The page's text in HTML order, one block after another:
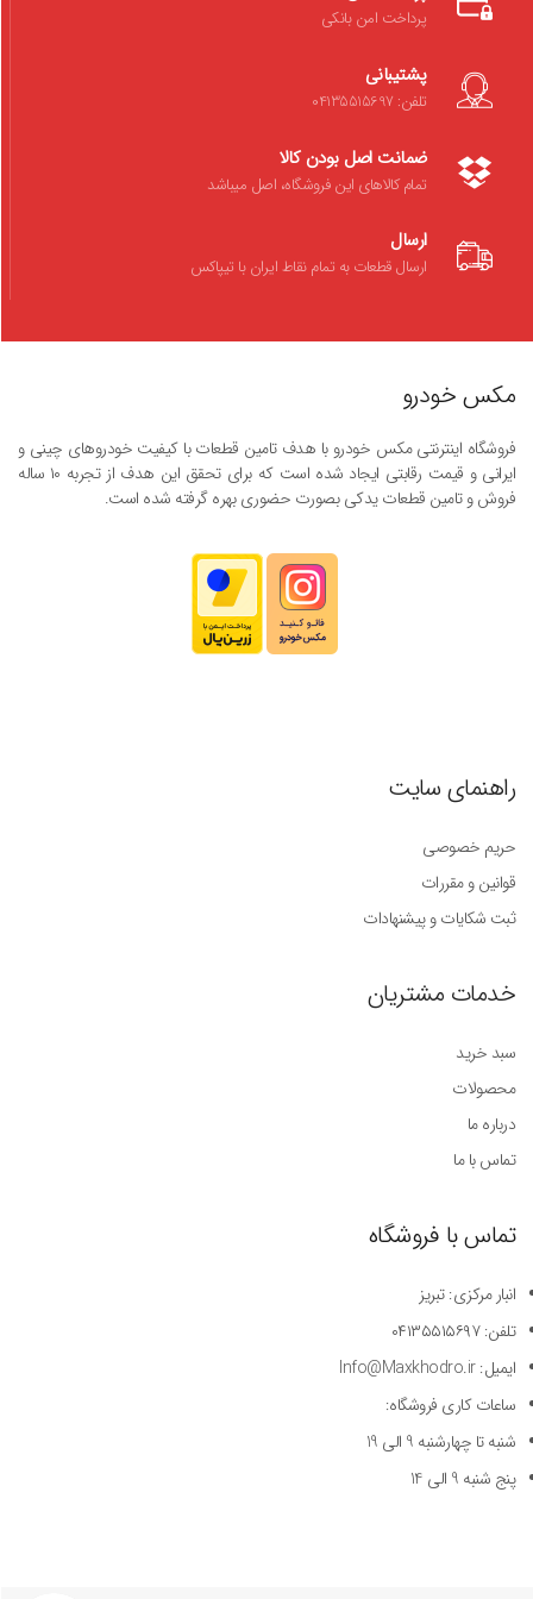
پرداخت امن بانکی
پشتیبانی
تلفن: 04135515697
ضمانت اصل بودن کالا
تمام کالاهای این فروشگاه، اصل میباشد
ارسال
ارسال قطعات به تمام نقاط ایران با تیپاکس
مکس خودرو
فروشگاه اینترنتی مکس خودرو با هدف تامین قطعات با کیفیت خودروهای چینی و
ایرانی و قیمت رقابتی ایجاد شده است که برای تحقق این هدف از تجربه ۱۰ ساله
فروش و تامین قطعات یدکی بصورت حضوری بهره گرفته شده است.
راهنمای سایت
حریم خصوصی
قوانین و مقررات
ثبت شکایات و پیشنهادات
خدمات مشتریان
سبد خرید
محصولات
درباره ما
تماس با ما
تماس با فروشگاه
انبار مرکزی: تبریز
تلفن: ۰۴۱۳۵۵۱۵۶۹۷
ایمیل: Info@Maxkhodro.ir
ساعات کاری فروشگاه:
شنبه تا چهارشنبه 9 الی 19
پنج شنبه 9 الی 14